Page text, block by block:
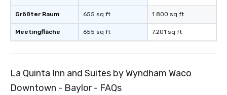
Größter Raum
Meetingfläche
655 sq ft
655 sq ft
1.800 sq ft
7.201 sq ft
La Quinta Inn and Suites by Wyndham Waco
Downtown - Baylor - FAQs